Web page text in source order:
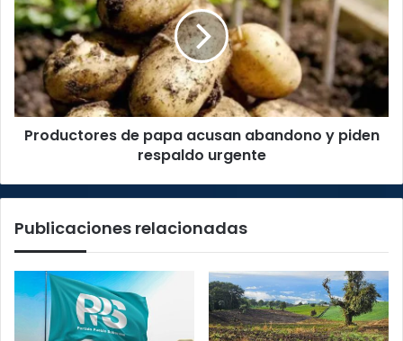
alerta
acusan
abandono
y
piden
respaldo
urgente
Productores de papa acusan abandono y piden
respaldo urgente
Publicaciones relacionadas